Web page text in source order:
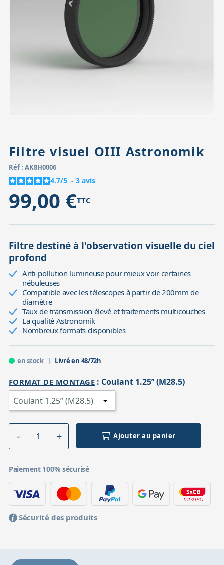
Accessoires pour montures
Pièces détachées
Filtre visuel OIII Astronomik
Réf : AK8H0006
4.7/5 - 3 avis
99,00 €TTC
Filtre destiné à l'observation visuelle du ciel
profond
Anti-pollution lumineuse pour mieux voir certaines
nébuleuses
Compatible avec les télescopes à partir de 200mm de
diamètre
Taux de transmission élevé et traitements multicouches
La qualité Astronomik
Nombreux formats disponibles
en stock Livré en 48/72h
FORMAT DE MONTAGE : Coulant 1.25’’ (M28.5)
Ajouter au panier
Paiement 100% sécurisé
Sécurité des produits